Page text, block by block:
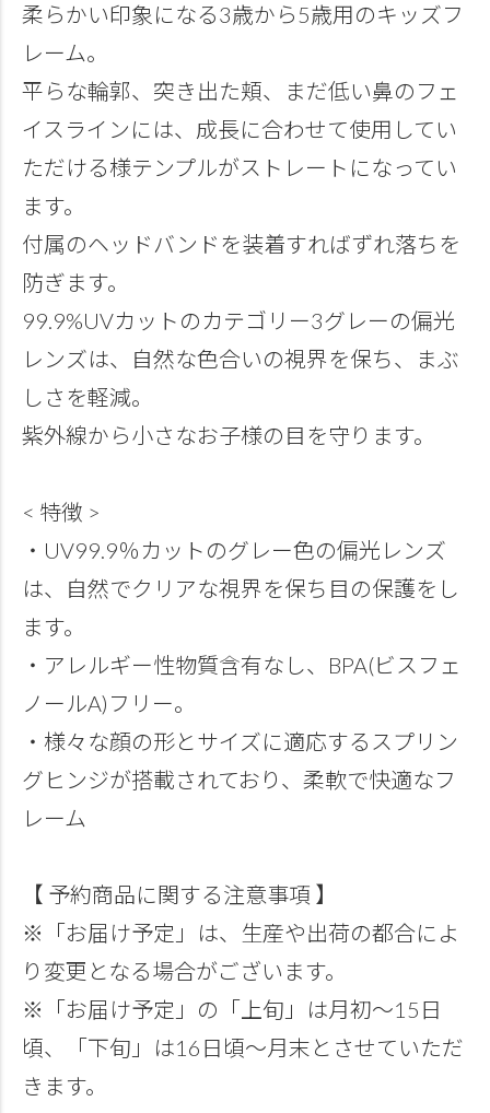
柔らかい印象になる3歳から5歳用のキッズフ
レーム。
平らな輪郭、突き出た頬、まだ低い鼻のフェ
イスラインには、成長に合わせて使用してい
ただける様テンプルがストレートになってい
ます。
付属のヘッドバンドを装着すればずれ落ちを
防ぎます。
99.9%UVカットのカテゴリー3グレーの偏光
レンズは、自然な色合いの視界を保ち、まぶ
しさを軽減。
紫外線から小さなお子様の目を守ります。
< 特徴 >
・UV99.9％カットのグレー色の偏光レンズ
は、自然でクリアな視界を保ち目の保護をし
ます。
・アレルギー性物質含有なし、BPA(ビスフェ
ノールA)フリー。
・様々な顔の形とサイズに適応するスプリン
グヒンジが搭載されており、柔軟で快適なフ
レーム
【 予約商品に関する注意事項 】
※「お届け予定」は、生産や出荷の都合によ
り変更となる場合がございます。
※「お届け予定」の「上旬」は月初～15日
頃、「下旬」は16日頃～月末とさせていただ
きます。